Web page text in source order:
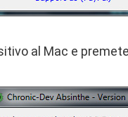
al Mac e